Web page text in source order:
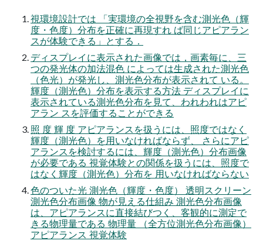
視環境設計では 「実環境の全視野を含む測光色（輝
度・色度）分布を正確に再現すれ ば同じアピアラン
スが体験できる」とする．
ディスプレイに表示された画像では，画素毎に、三
つの発光体の加法混色 によっては生成された測光色
（色光）が発光し、測光色分布が表示されて いる。
輝度（測光色）分布を表示する方法 ディスプレイに
表示されている測光色分布を見て、われわれはアピ
アラン スを評価することができる
照 度 輝 度 アピアランスを扱うには、照度ではなく
輝度（測光色）を用いなければならず、 さらにアピ
アランスを検討するには、輝度（測光色）分布画像
が必要である 視覚体験との関係を扱うには、照度で
はなく輝度（測光色）分布を 用いなければならない
色のついた光 測光色（輝度・色度） 透明スクリーン
測光色分布画像 物が見える仕組み 測光色分布画像
は、アピアランスに直接結びつく、客観的に測定で
きる物理量である 物理量 （全方位測光色分布画像）
アピアランス 視覚体験